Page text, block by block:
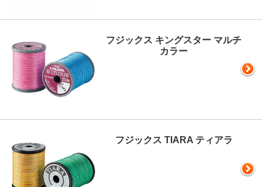
フジックス キングスター マルチ
カラー
フジックス TIARA ティアラ